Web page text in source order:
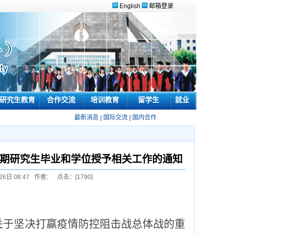
English 邮箱登录
研究生教育 合作交流 培训教育 留学生 就业
最新消息 国际交流 国内合作
研究生毕业和学位授予相关工作的通知
日 08:47 作者： 点击：[1790]
坚决打赢疫情防控阻击战总体战的重